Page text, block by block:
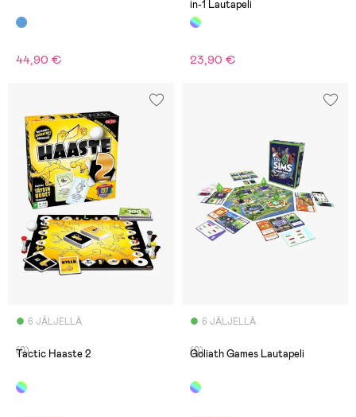
44,90 €
in-1 Lautapeli
23,90 €
6 JÄLJELLÄ
(0)
Tactic Haaste 2
6 JÄLJELLÄ
(0) Goliath Games Lautapeli